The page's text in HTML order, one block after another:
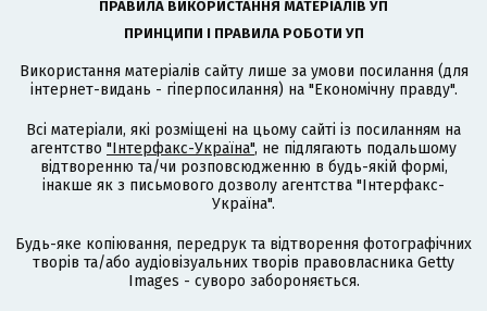
ПРАВИЛА ВИКОРИСТАННЯ МАТЕРІАЛІВ УП
ПРИНЦИПИ І ПРАВИЛА РОБОТИ УП
Використання матеріалів сайту лише за умови посилання (для
інтернет-видань - гіперпосилання) на "Економічну правду".
Всі матеріали, які розміщені на цьому сайті із посиланням на
агентство "Інтерфакс-Україна", не підлягають подальшому
відтворенню та/чи розповсюдженню в будь-якій формі,
інакше як з письмового дозволу агентства "Інтерфакс-
Україна".
Будь-яке копіювання, передрук та відтворення фотографічних
творів та/або аудіовізуальних творів правовласника Getty
Images - суворо забороняється.